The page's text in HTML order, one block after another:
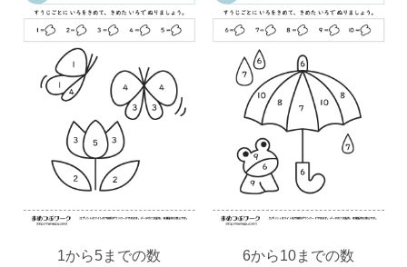
1から5までの数 6から10までの数